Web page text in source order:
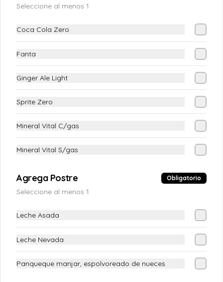
LA VERDULERÍA DEL EMPORIO
Apio-Palta
Apio en juliana y palta
En vinagre natural
Tomate con poroto verde y ají verde
Seleccione al menos 1
Coca Cola Zero
Fanta
Ginger Ale Light
Sprite Zero
Mineral Vital C/gas
Mineral Vital S/gas
Agrega Postre Obligatorio
Seleccione al menos 1
Leche Asada
Leche Nevada
Panqueque manjar, espolvoreado de nueces